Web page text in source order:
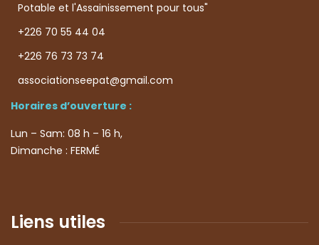
Potable et l'Assainissement pour tous"
+226 70 55 44 04
+226 76 73 73 74
associationseepat@gmail.com
Horaires d’ouverture :
Lun – Sam: 08 h – 16 h,
Dimanche : FERMÉ
Liens utiles